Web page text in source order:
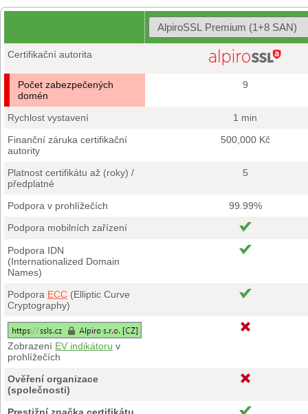
Certifikační autorita
Počet zabezpečených
domén
9
Rychlost vystavení
1 min
Finanční záruka certifikační
autority
500,000 Kč
Platnost certifikátu až (roky) /
předplatné
5
Podpora v prohlížečích
99.99%
Podpora mobilních zařízení
Podpora IDN
(Internationalized Domain
Names)
Podpora ECC (Elliptic Curve
Cryptography)
Zobrazení EV indikátoru v
prohlížečích
Ověření organizace
(společnosti)